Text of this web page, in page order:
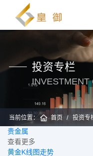
投资专栏
INVESTMENT
当前位置： 首页 投资专
贵金属
查看更多
黄金K线图走势